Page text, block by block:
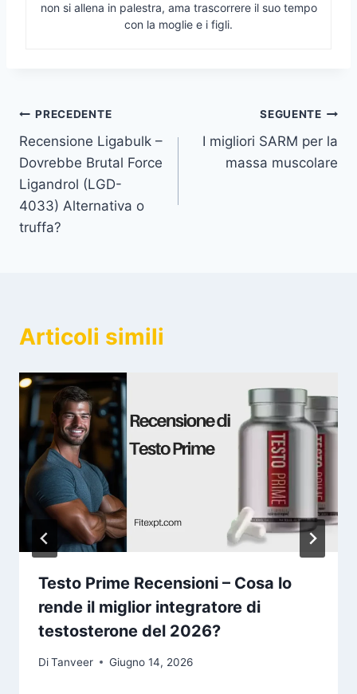
non si allena in palestra, ama trascorrere il suo tempo
con la moglie e i figli.
Navigazione
articoli
PRECEDENTE
Recensione Ligabulk –
Dovrebbe Brutal Force
Ligandrol (LGD-
4033) Alternativa o
truffa?
SEGUENTE
I migliori SARM per la
massa muscolare
Articoli simili
Testo Prime Recensioni – Cosa lo
rende il miglior integratore di
testosterone del 2026?
DiTanveer Giugno 14, 2026